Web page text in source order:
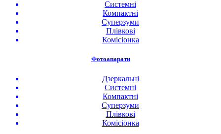
Системні
Компактні
Суперзуми
Плівкові
Комісіонка
Фотоапарати
Дзеркальні
Системні
Компактні
Суперзуми
Плівкові
Комісіонка